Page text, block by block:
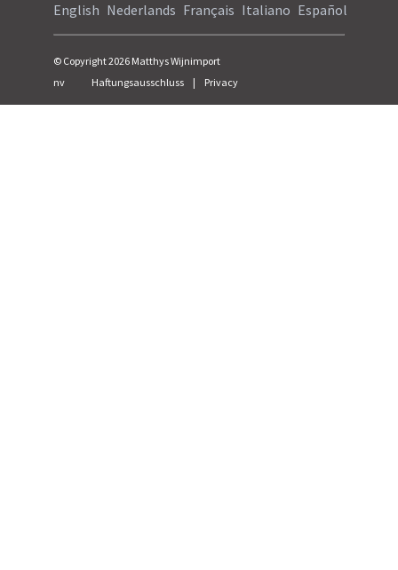
English Nederlands Français Italiano Español
© Copyright2026 Matthys Wijnimport
nv
Haftungsausschluss | Privacy